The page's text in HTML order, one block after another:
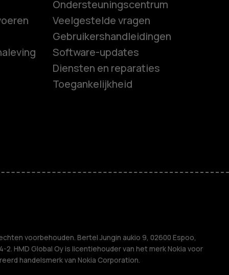
Ondersteuningscentrum
Veelgestelde vragen
Gebruikershandleidingen
Software-updates
Diensten en reparaties
Toegankelijkheid
voorbehouden. Bertel Jungin aukio 9, 02600 Espoo,
2. HMD Global Oy is licentiehouder van het merk Nokia voor
handelsmerk van Nokia Corporation.